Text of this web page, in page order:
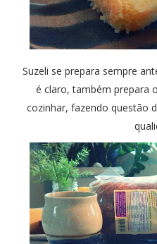
Suzeli se prepara sempre
é claro, também prepara
cozinhar, fazendo questão